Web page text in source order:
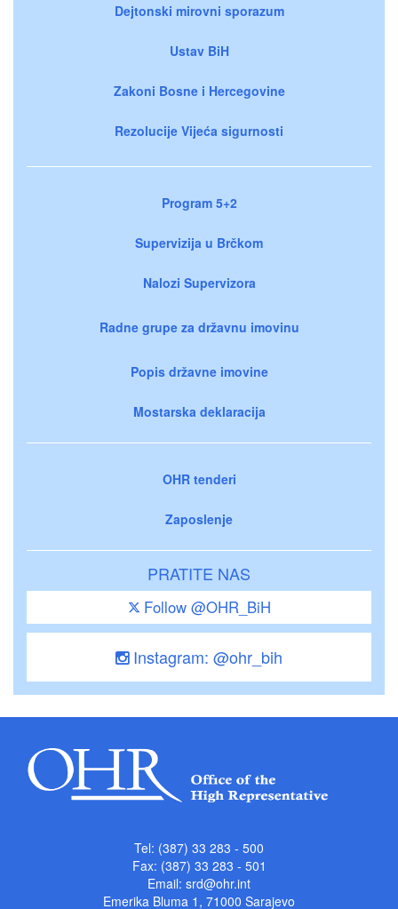
Dejtonski mirovni sporazum
Ustav BiH
Zakoni Bosne i Hercegovine
Rezolucije Vijeća sigurnosti
Program 5+2
Supervizija u Brčkom
Nalozi Supervizora
Radne grupe za državnu imovinu
Popis državne imovine
Mostarska deklaracija
OHR tenderi
Zaposlenje
PRATITE NAS
Follow @OHR_BiH
Instagram: @ohr_bih
Tel: (387) 33 283 - 500
Fax: (387) 33 283 - 501
Email: srd@ohr.int
Emerika Bluma 1, 71000 Sarajevo